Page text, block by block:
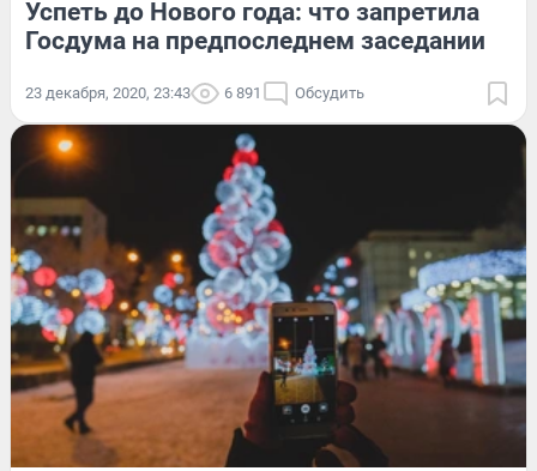
Успеть до Нового года: что запретила
Госдума на предпоследнем заседании
23 декабря, 2020, 23:43 6 891 Обсудить